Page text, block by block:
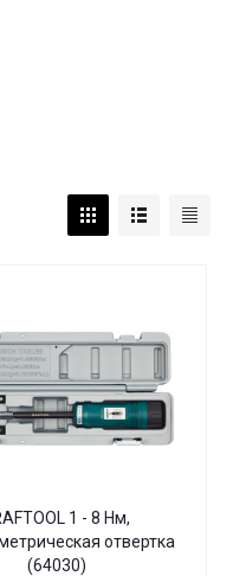
1 - 8 Нм,
отвертка
(64030)